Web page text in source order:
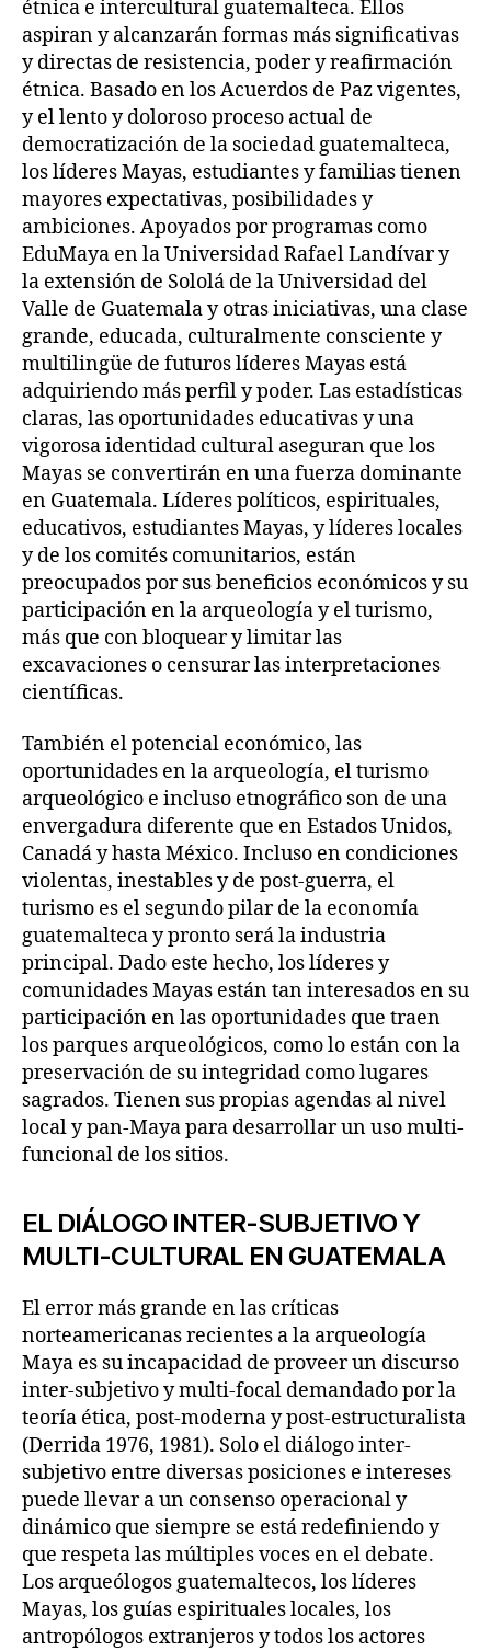
étnica e intercultural guatemalteca. Ellos
aspiran y alcanzarán formas más significativas
y directas de resistencia, poder y reafirmación
étnica. Basado en los Acuerdos de Paz vigentes,
y el lento y doloroso proceso actual de
democratización de la sociedad guatemalteca,
los líderes Mayas, estudiantes y familias tienen
mayores expectativas, posibilidades y
ambiciones. Apoyados por programas como
EduMaya en la Universidad Rafael Landívar y
la extensión de Sololá de la Universidad del
Valle de Guatemala y otras iniciativas, una clase
grande, educada, culturalmente consciente y
multilingüe de futuros líderes Mayas está
adquiriendo más perfil y poder. Las estadísticas
claras, las oportunidades educativas y una
vigorosa identidad cultural aseguran que los
Mayas se convertirán en una fuerza dominante
en Guatemala. Líderes políticos, espirituales,
educativos, estudiantes Mayas, y líderes locales
y de los comités comunitarios, están
preocupados por sus beneficios económicos y su
participación en la arqueología y el turismo,
más que con bloquear y limitar las
excavaciones o censurar las interpretaciones
científicas.
También el potencial económico, las
oportunidades en la arqueología, el turismo
arqueológico e incluso etnográfico son de una
envergadura diferente que en Estados Unidos,
Canadá y hasta México. Incluso en condiciones
violentas, inestables y de post-guerra, el
turismo es el segundo pilar de la economía
guatemalteca y pronto será la industria
principal. Dado este hecho, los líderes y
comunidades Mayas están tan interesados en su
participación en las oportunidades que traen
los parques arqueológicos, como lo están con la
preservación de su integridad como lugares
sagrados. Tienen sus propias agendas al nivel
local y pan-Maya para desarrollar un uso multi-
funcional de los sitios.
EL DIÁLOGO INTER-SUBJETIVO Y
MULTI-CULTURAL EN GUATEMALA
El error más grande en las críticas
norteamericanas recientes a la arqueología
Maya es su incapacidad de proveer un discurso
inter-subjetivo y multi-focal demandado por la
teoría ética, post-moderna y post-estructuralista
(Derrida 1976, 1981). Solo el diálogo inter-
subjetivo entre diversas posiciones e intereses
puede llevar a un consenso operacional y
dinámico que siempre se está redefiniendo y
que respeta las múltiples voces en el debate.
Los arqueólogos guatemaltecos, los líderes
Mayas, los guías espirituales locales, los
antropólogos extranjeros y todos los actores